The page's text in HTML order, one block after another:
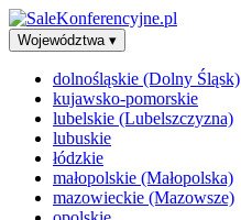
Województwa ▾
dolnośląskie (Dolny Śląsk)
kujawsko-pomorskie
lubelskie (Lubelszczyzna)
lubuskie
łódzkie
małopolskie (Małopolska)
mazowieckie (Mazowsze)